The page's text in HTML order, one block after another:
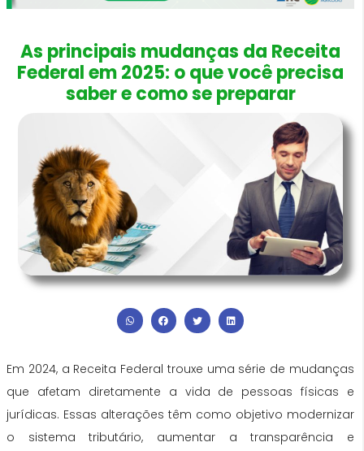
As principais mudanças da Receita
Federal em 2025: o que você precisa
saber e como se preparar
Em 2024, a Receita Federal trouxe uma série de mudanças
que afetam diretamente a vida de pessoas físicas e
jurídicas. Essas alterações têm como objetivo modernizar
o sistema tributário, aumentar a transparência e